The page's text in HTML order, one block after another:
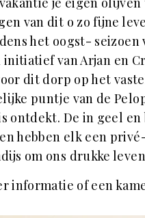
van dit o zo fijne
het oogst-
initiatief van Arjan en
dit dorp op het
puntje van de
ontdekt. De in geel
hebben elk een
om ons drukke
informatie of een